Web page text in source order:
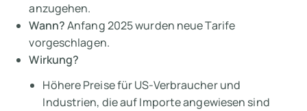
anzugehen.
Wann?Anfang 2025 wurden neue Tarife
vorgeschlagen.
Wirkung?
Höhere Preise für US-Verbraucher und
Industrien, die auf Importe angewiesen sind